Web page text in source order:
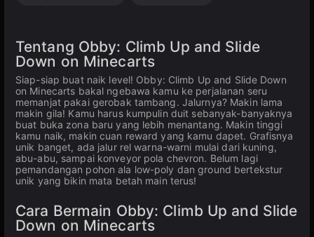
Tentang Obby: Climb Up and Slide
Down on Minecarts
Siap-siap buat naik level! Obby: Climb Up and Slide Down
on Minecarts bakal ngebawa kamu ke perjalanan seru
memanjat pakai gerobak tambang. Jalurnya? Makin lama
makin gila! Kamu harus kumpulin duit sebanyak-banyaknya
buat buka zona baru yang lebih menantang. Makin tinggi
kamu naik, makin cuan reward yang kamu dapet. Grafisnya
unik banget, ada jalur rel warna-warni mulai dari kuning,
abu-abu, sampai konveyor pola chevron. Belum lagi
pemandangan pohon ala low-poly dan ground bertekstur
unik yang bikin mata betah main terus!
Cara Bermain Obby: Climb Up and Slide
Down on Minecarts